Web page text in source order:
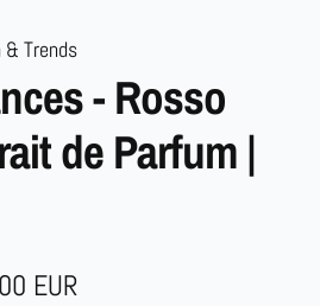
Trends
- Rosso
de Parfum |
EUR